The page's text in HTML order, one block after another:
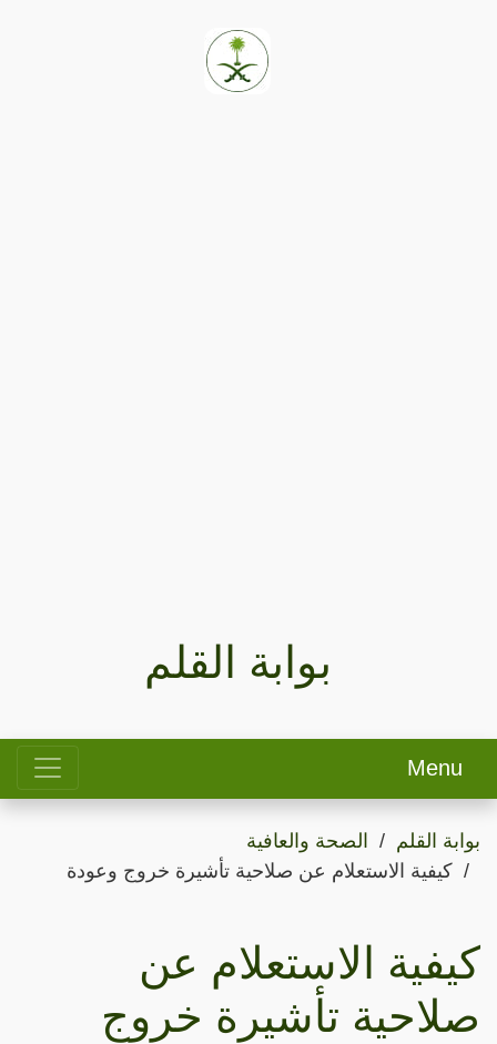
بوابة القلم
Menu
بوابة القلم
الصحة والعافية
كيفية الاستعلام عن صلاحية تأشيرة خروج وعودة
كيفية الاستعلام عن
صلاحية تأشيرة خروج